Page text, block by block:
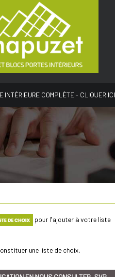
INTÉRIEURE COMPLÈTE - CLIQUER ICI
pour l'ajouter à votre liste
une liste de choix.